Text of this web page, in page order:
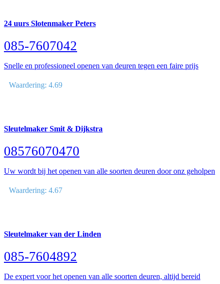
24 uurs Slotenmaker Peters
085-7607042
Snelle en professioneel openen van deuren tegen een faire prijs
Waardering: 4.69
Sleutelmaker Smit & Dijkstra
08576070470
Uw wordt bij het openen van alle soorten deuren door onz geholpen
Waardering: 4.67
Sleutelmaker van der Linden
085-7604892
De expert voor het openen van alle soorten deuren, altijd bereid